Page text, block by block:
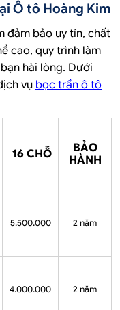
Ô tô Hoàng Kim
đảm bảo uy tín, chất
cao, quy trình làm
hài lòng. Dưới
vụ bọc trần ô tô
16 CHỖ
BẢO
HÀNH
5.500.000 2 năm
4.000.000 2 năm